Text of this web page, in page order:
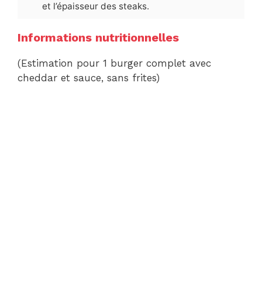
et l’épaisseur des steaks.
Informations nutritionnelles
(Estimation pour 1 burger complet avec
cheddar et sauce, sans frites)